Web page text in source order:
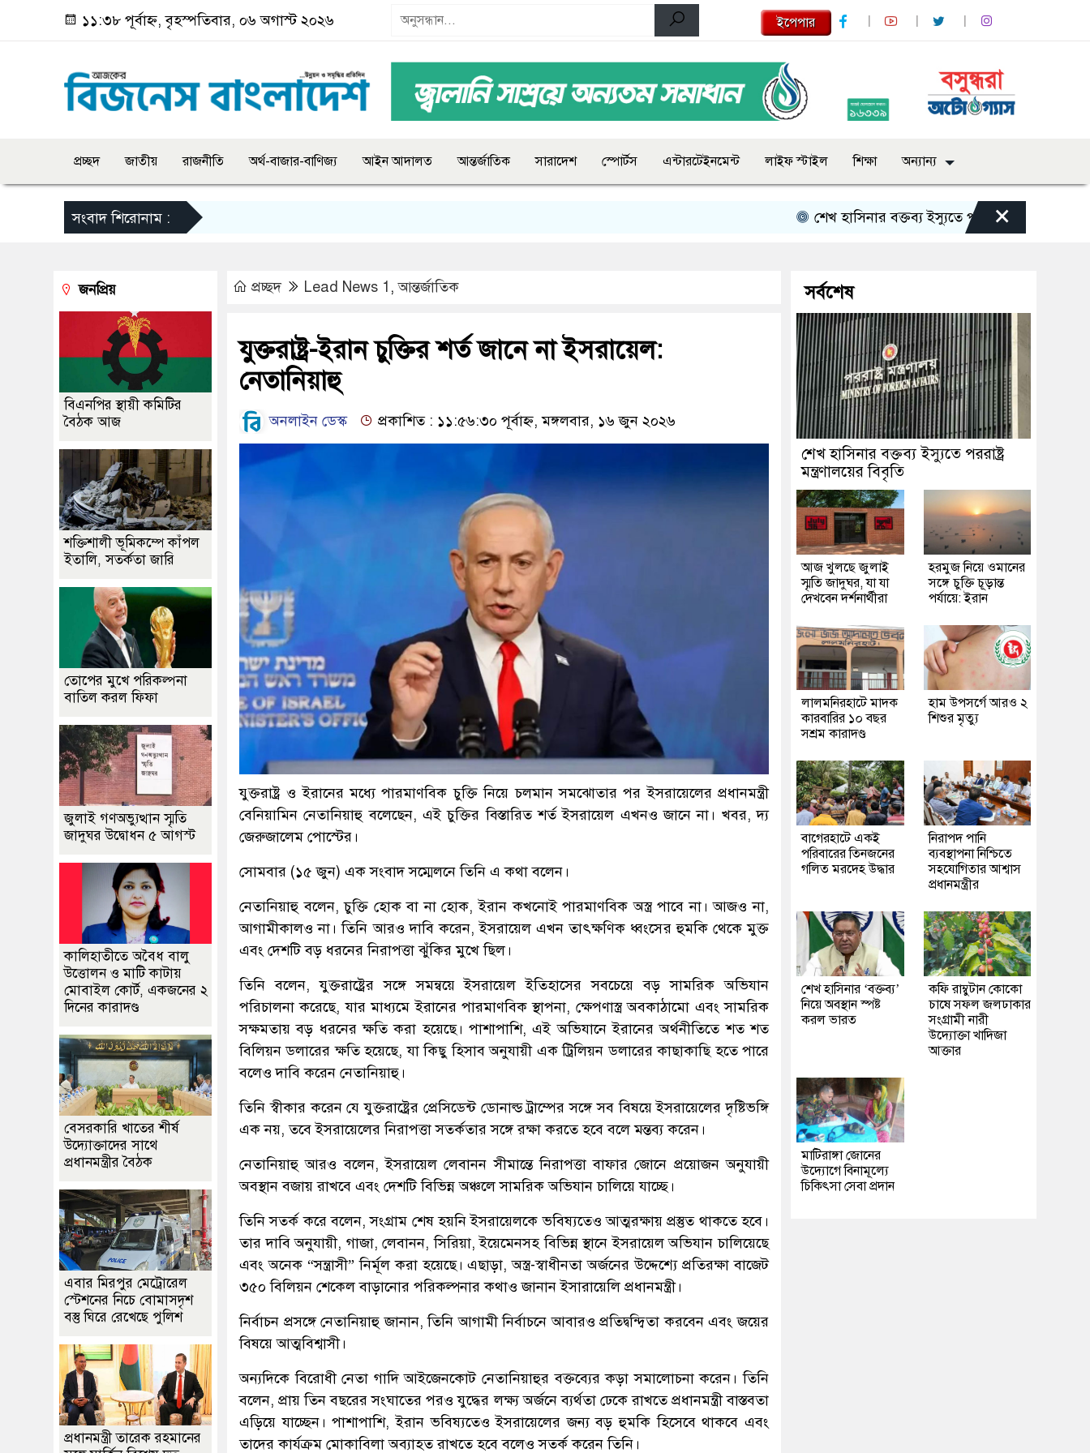
১১:৩৮ পূর্বাহ্ন, বৃহস্পতিবার, ০৬ অগাস্ট ২০২৬ ইপেপার
প্রচ্ছদ জাতীয় রাজনীতি অর্থ-বাজার-বাণিজ্য আইন আদালত আন্তর্জাতিক সারাদেশ স্পোর্টস এন্টারটেইনমেন্ট লাইফ স্টাইল শিক্ষা অন্যান্য
সংবাদ শিরোনাম : শেখ হাসিনার বক্তব্য ইস্যুতে পররাষ্ট্র মন্ত্রণালয়ের বিবৃতি
×
প্রচ্ছদ Lead News 1 ,আন্তর্জাতিক
যুক্তরাষ্ট্র-ইরান চুক্তির শর্ত জানে না ইসরায়েল:
নেতানিয়াহু
অনলাইন ডেস্ক প্রকাশিত : ১১:৫৬:৩০ পূর্বাহ্ন, মঙ্গলবার, ১৬ জুন ২০২৬
যুক্তরাষ্ট্র ও ইরানের মধ্যে পারমাণবিক চুক্তি নিয়ে চলমান সমঝোতার পর ইসরায়েলের প্রধানমন্ত্রী
বেনিয়ামিন নেতানিয়াহু বলেছেন, এই চুক্তির বিস্তারিত শর্ত ইসরায়েল এখনও জানে না। খবর, দ্য
জেরুজালেম পোস্টের।
সোমবার (১৫ জুন) এক সংবাদ সম্মেলনে তিনি এ কথা বলেন।
নেতানিয়াহু বলেন, চুক্তি হোক বা না হোক, ইরান কখনোই পারমাণবিক অস্ত্র পাবে না। আজও না,
আগামীকালও না। তিনি আরও দাবি করেন, ইসরায়েল এখন তাৎক্ষণিক ধ্বংসের হুমকি থেকে মুক্ত
এবং দেশটি বড় ধরনের নিরাপত্তা ঝুঁকির মুখে ছিল।
তিনি বলেন, যুক্তরাষ্ট্রের সঙ্গে সমন্বয়ে ইসরায়েল ইতিহাসের সবচেয়ে বড় সামরিক অভিযান
পরিচালনা করেছে, যার মাধ্যমে ইরানের পারমাণবিক স্থাপনা, ক্ষেপণাস্ত্র অবকাঠামো এবং সামরিক
সক্ষমতায় বড় ধরনের ক্ষতি করা হয়েছে। পাশাপাশি, এই অভিযানে ইরানের অর্থনীতিতে শত শত
বিলিয়ন ডলারের ক্ষতি হয়েছে, যা কিছু হিসাব অনুযায়ী এক ট্রিলিয়ন ডলারের কাছাকাছি হতে পারে
বলেও দাবি করেন নেতানিয়াহু।
তিনি স্বীকার করেন যে যুক্তরাষ্ট্রের প্রেসিডেন্ট ডোনাল্ড ট্রাম্পের সঙ্গে সব বিষয়ে ইসরায়েলের দৃষ্টিভঙ্গি
এক নয়, তবে ইসরায়েলের নিরাপত্তা সতর্কতার সঙ্গে রক্ষা করতে হবে বলে মন্তব্য করেন।
নেতানিয়াহু আরও বলেন, ইসরায়েল লেবানন সীমান্তে নিরাপত্তা বাফার জোনে প্রয়োজন অনুযায়ী
অবস্থান বজায় রাখবে এবং দেশটি বিভিন্ন অঞ্চলে সামরিক অভিযান চালিয়ে যাচ্ছে।
তিনি সতর্ক করে বলেন, সংগ্রাম শেষ হয়নি ইসরায়েলকে ভবিষ্যতেও আত্মরক্ষায় প্রস্তুত থাকতে হবে।
তার দাবি অনুযায়ী, গাজা, লেবানন, সিরিয়া, ইয়েমেনসহ বিভিন্ন স্থানে ইসরায়েল অভিযান চালিয়েছে
এবং অনেক “সন্ত্রাসী” নির্মূল করা হয়েছে। এছাড়া, অস্ত্র-স্বাধীনতা অর্জনের উদ্দেশ্যে প্রতিরক্ষা বাজেট
৩৫০ বিলিয়ন শেকেল বাড়ানোর পরিকল্পনার কথাও জানান ইসারায়েলি প্রধানমন্ত্রী।
নির্বাচন প্রসঙ্গে নেতানিয়াহু জানান, তিনি আগামী নির্বাচনে আবারও প্রতিদ্বন্দ্বিতা করবেন এবং জয়ের
বিষয়ে আত্মবিশ্বাসী।
অন্যদিকে বিরোধী নেতা গাদি আইজেনকোট নেতানিয়াহুর বক্তব্যের কড়া সমালোচনা করেন। তিনি
বলেন, প্রায় তিন বছরের সংঘাতের পরও যুদ্ধের লক্ষ্য অর্জনে ব্যর্থতা ঢেকে রাখতে প্রধানমন্ত্রী বাস্তবতা
এড়িয়ে যাচ্ছেন। পাশাপাশি, ইরান ভবিষ্যতেও ইসরায়েলের জন্য বড় হুমকি হিসেবে থাকবে এবং
তাদের কার্যক্রম মোকাবিলা অব্যাহত রাখতে হবে বলেও সতর্ক করেন তিনি।
জনপ্রিয়
বিএনপির স্থায়ী কমিটির
বৈঠক আজ
শক্তিশালী ভূমিকম্পে কাঁপল
ইতালি, সতর্কতা জারি
তোপের মুখে পরিকল্পনা
বাতিল করল ফিফা
জুলাই গণঅভ্যুত্থান স্মৃতি
জাদুঘর উদ্বোধন ৫ আগস্ট
কালিহাতীতে অবৈধ বালু
উত্তোলন ও মাটি কাটায়
মোবাইল কোর্ট, একজনের ২
দিনের কারাদণ্ড
বেসরকারি খাতের শীর্ষ
উদ্যোক্তাদের সাথে
প্রধানমন্ত্রীর বৈঠক
এবার মিরপুর মেট্রোরেল
স্টেশনের নিচে বোমাসদৃশ
বস্তু ঘিরে রেখেছে পুলিশ
প্রধানমন্ত্রী তারেক রহমানের
সর্বশেষ
শেখ হাসিনার বক্তব্য ইস্যুতে পররাষ্ট্র
মন্ত্রণালয়ের বিবৃতি
আজ খুলছে জুলাই
স্মৃতি জাদুঘর, যা যা
দেখবেন দর্শনার্থীরা
হরমুজ নিয়ে ওমানের
সঙ্গে চুক্তি চূড়ান্ত
পর্যায়ে: ইরান
লালমনিরহাটে মাদক
কারবারির ১০ বছর
সশ্রম কারাদণ্ড
হাম উপসর্গে আরও ২
শিশুর মৃত্যু
‎বাগেরহাটে একই
পরিবারের তিনজনের
গলিত মরদেহ উদ্ধার
নিরাপদ পানি
ব্যবস্থাপনা নিশ্চিতে
সহযোগিতার আশ্বাস
প্রধানমন্ত্রীর
শেখ হাসিনার ‘বক্তব্য’
নিয়ে অবস্থান স্পষ্ট
করল ভারত
কফি রাম্বুটান কোকো
চাষে সফল জলঢাকার
সংগ্রামী নারী
উদ্যোক্তা খাদিজা
আক্তার
মাটিরাঙ্গা জোনের
উদ্যোগে বিনামূল্যে
চিকিৎসা সেবা প্রদান